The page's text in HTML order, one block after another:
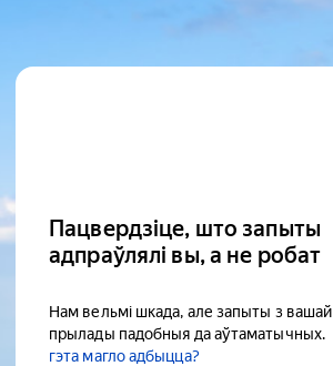
Пацвердзіце, што запыты
адпраўлялі вы, а не робат
Нам вельмі шкада, але запыты з вашай
прылады падобныя да аўтаматычных.
гэта магло адбыцца?